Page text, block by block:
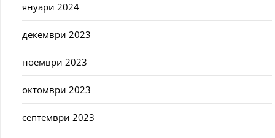
януари 2024
декември 2023
ноември 2023
октомври 2023
септември 2023